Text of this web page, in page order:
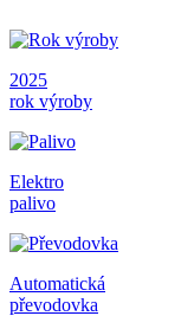
2025
rok výroby
Elektro
palivo
Automatická
převodovka